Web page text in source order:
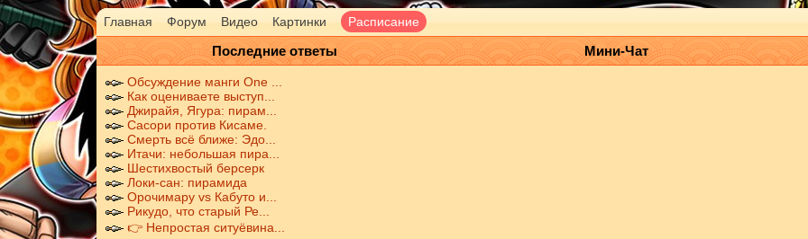
Главная Форум Видео Картинки Расписание
Последние ответы Мини-Чат
Обсуждение манги One ...
Как оцениваете выступ...
Джирайя, Ягура: пирам...
Сасори против Кисаме.
Смерть всё ближе: Эдо...
Итачи: небольшая пира...
Шестихвостый берсерк
Локи-сан: пирамида
Орочимару vs Кабуто и...
Рикудо, что старый Ре...
👉 Непростая ситуёвина...